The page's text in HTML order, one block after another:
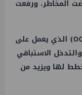
المخاطر، ورفعت
كما أنشأنا مركز العمليات التشغيلية (OCC) الذي يعمل على
الاستباقي
لها ويزيد من